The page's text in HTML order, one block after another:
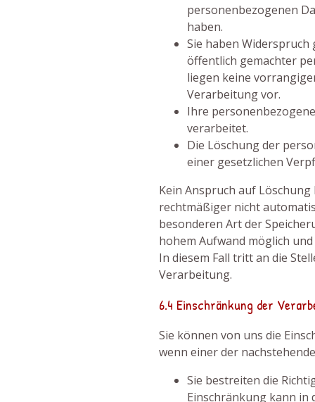
personenbezogenen
haben.
Sie haben
öffentlich gemachter
liegen keine
Verarbeitung vor.
Ihre
verarbeitet.
Die Löschung der
einer gesetzlichen
Kein Anspruch auf
rechtmäßiger nicht
besonderen Art der
hohem Aufwand möglich
In diesem Fall tritt an die
Verarbeitung.
6.4 Einschränkung der
Sie können von uns die
wenn einer der
Sie bestreiten die
Einschränkung kann in